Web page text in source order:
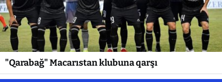
"Qarabağ" Macarıstan klubuna qarşı